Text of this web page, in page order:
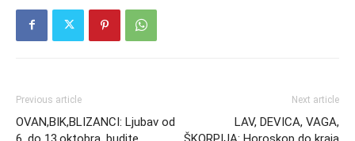
Previous article
OVAN,BIK,BLIZANCI: Ljubav od
Next article
LAV, DEVICA, VAGA,